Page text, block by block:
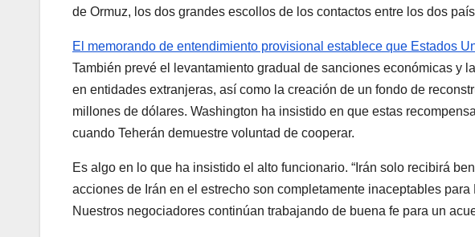
de Ormuz, los dos grandes escollos de los contactos entre los dos
El memorando de entendimiento provisional establece que Estados
También prevé el levantamiento gradual de sanciones económicas y
en entidades extranjeras, así como la creación de un fondo de
millones de dólares. Washington ha insistido en que estas
cuando Teherán demuestre voluntad de cooperar.
Es algo en lo que ha insistido el alto funcionario. “Irán solo recibirá
acciones de Irán en el estrecho son completamente inaceptables
Nuestros negociadores continúan trabajando de buena fe para un